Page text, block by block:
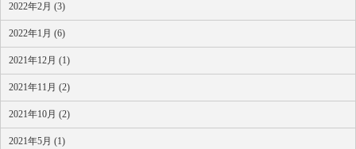
2022年2月 (3)
2022年1月 (6)
2021年12月 (1)
2021年11月 (2)
2021年10月 (2)
2021年5月 (1)